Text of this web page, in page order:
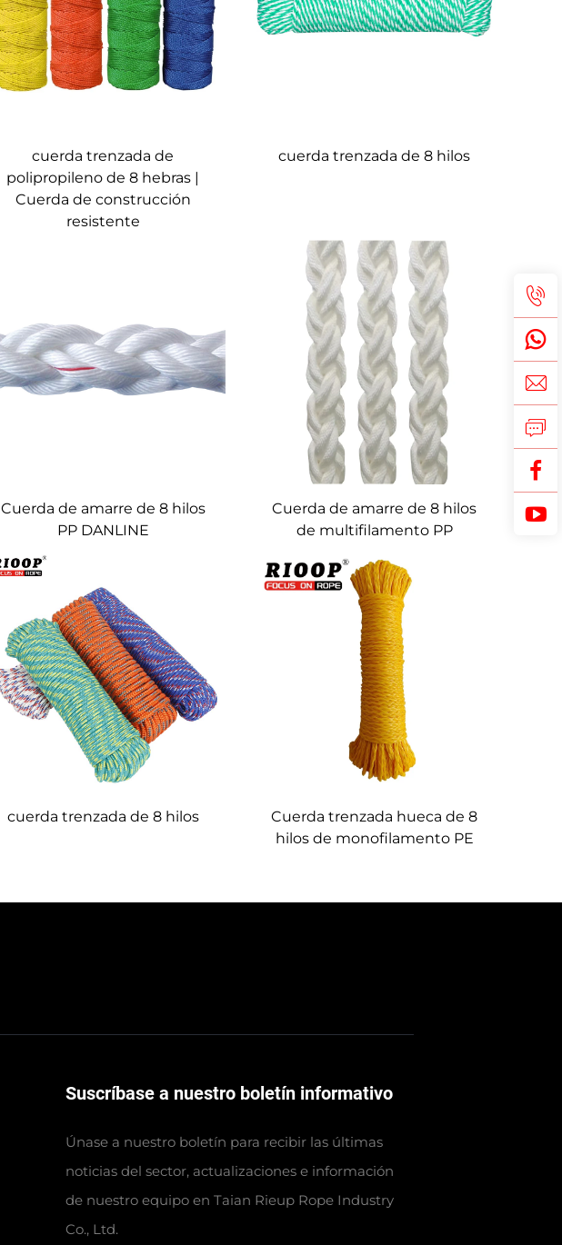
cuerda trenzada de
polipropileno de 8 hebras |
Cuerda de construcción
resistente
cuerda trenzada de 8 hilos
Cuerda de amarre de 8 hilos
PP DANLINE
Cuerda de amarre de 8 hilos
de multifilamento PP
cuerda trenzada de 8 hilos
Cuerda trenzada hueca de 8
hilos de monofilamento PE
Suscríbase a nuestro boletín informativo
Únase a nuestro boletín para recibir las últimas
noticias del sector, actualizaciones e información
de nuestro equipo en Taian Rieup Rope Industry
Co., Ltd.